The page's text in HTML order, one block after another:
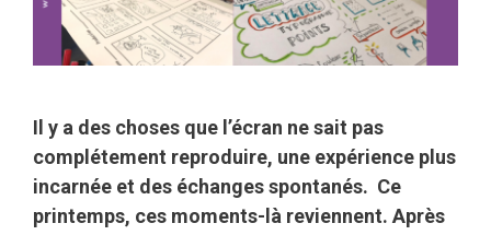
Il y a des choses que l’écran ne sait pas
complétement reproduire, une expérience plus
incarnée et des échanges spontanés. Ce
printemps, ces moments-là reviennent. Après